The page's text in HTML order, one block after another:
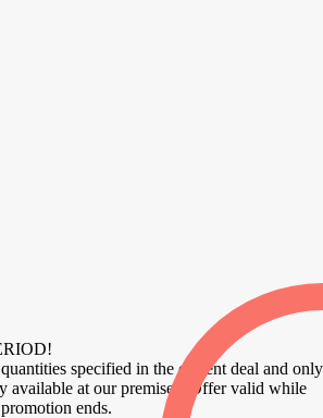
specified in the current deal and only
available at our premises. Offer valid while
ends.